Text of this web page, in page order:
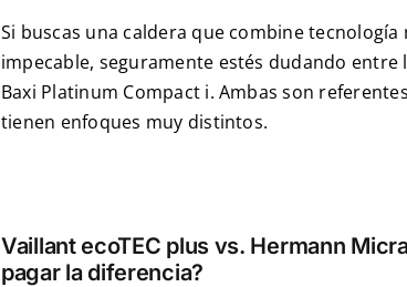
Si buscas una caldera que combine
impecable, seguramente estés dudando entre
Baxi Platinum Compact i. Ambas son
tienen enfoques muy distintos.
Vaillant ecoTEC plus vs. Hermann
pagar la diferencia?